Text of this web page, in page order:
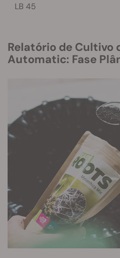
LB 45
Relatório de Cultivo da Haze Berry
Automatic: Fase